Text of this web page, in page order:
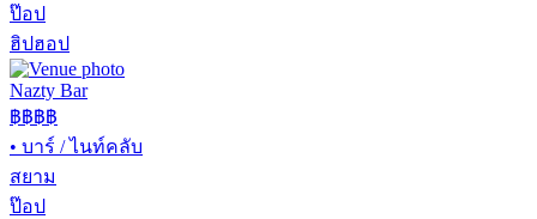
ป๊อป
ฮิปฮอป
Nazty Bar
฿฿฿฿
• บาร์ / ไนท์คลับ
สยาม
ป๊อป